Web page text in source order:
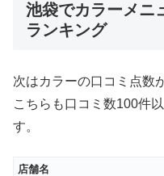
池袋でカラーメニ
ランキング
次はカラーの口コミ点数
こちらも口コミ数100件
す。
店舗名